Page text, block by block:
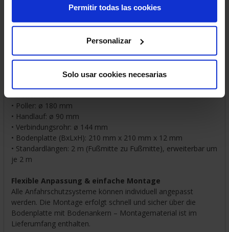
Permitir todas las cookies
Personalizar
Solo usar cookies necesarias
Vielseitig einsetzbar & gut integrierbar
• Geeignet für Innen- und Außenbereiche
• Kompatibel mit demTor-System Rack-Mammut®
• Modular erweiterbar für flexible Streckenführungen
• Höhe: 1.100 mm
• Poller: ø 180 mm
• Handlauf: ø 90 mm
• Verbindungsrohr: ø 144 mm
• Bodenplatte (BxLxH): 210 mm x 210 mm x 12 mm
• Standardlängen: 2 m (Fußmitte zu Fußmitte), erweiterbar um
je 2 m
Flexible Anpassung & einfache Montage
Alle Anfahrschutzsysteme können individuell angepasst
werden. Die Montage erfolgt schnell und sicher über die
Bodenplatte mit Bodenankern – Montagematerial ist im
Lieferumfang enthalten.